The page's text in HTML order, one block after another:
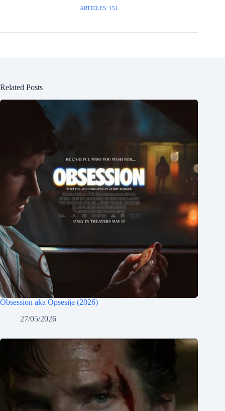
ARTICLES: 151
Related Posts
Obsession aka Opsesija (2026)
27/05/2026